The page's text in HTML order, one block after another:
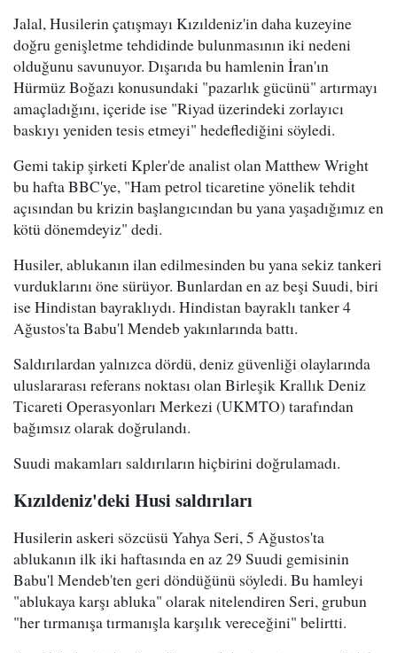
Jalal, Husilerin çatışmayı Kızıldeniz'in daha kuzeyine
doğru genişletme tehdidinde bulunmasının iki nedeni
olduğunu savunuyor. Dışarıda bu hamlenin İran'ın
Hürmüz Boğazı konusundaki "pazarlık gücünü" artırmayı
amaçladığını, içeride ise "Riyad üzerindeki zorlayıcı
baskıyı yeniden tesis etmeyi" hedeflediğini söyledi.
Gemi takip şirketi Kpler'de analist olan Matthew Wright
bu hafta BBC'ye, "Ham petrol ticaretine yönelik tehdit
açısından bu krizin başlangıcından bu yana yaşadığımız en
kötü dönemdeyiz" dedi.
Husiler, ablukanın ilan edilmesinden bu yana sekiz tankeri
vurduklarını öne sürüyor. Bunlardan en az beşi Suudi, biri
ise Hindistan bayraklıydı. Hindistan bayraklı tanker 4
Ağustos'ta Babu'l Mendeb yakınlarında battı.
Saldırılardan yalnızca dördü, deniz güvenliği olaylarında
uluslararası referans noktası olan Birleşik Krallık Deniz
Ticareti Operasyonları Merkezi (UKMTO) tarafından
bağımsız olarak doğrulandı.
Suudi makamları saldırıların hiçbirini doğrulamadı.
Kızıldeniz'deki Husi saldırıları
Husilerin askeri sözcüsü Yahya Seri, 5 Ağustos'ta
ablukanın ilk iki haftasında en az 29 Suudi gemisinin
Babu'l Mendeb'ten geri döndüğünü söyledi. Bu hamleyi
"ablukaya karşı abluka" olarak nitelendiren Seri, grubun
"her tırmanışa tırmanışla karşılık vereceğini" belirtti.